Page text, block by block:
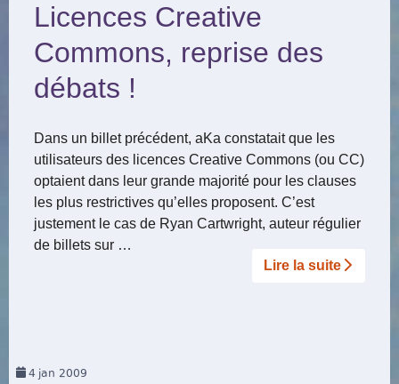
Licences Creative
Commons, reprise des
débats !
Dans un billet précédent, aKa constatait que les
utilisateurs des licences Creative Commons (ou CC)
optaient dans leur grande majorité pour les clauses
les plus restrictives qu’elles proposent. C’est
justement le cas de Ryan Cartwright, auteur régulier
de billets sur …
Lire la suite­­
4 jan 2009